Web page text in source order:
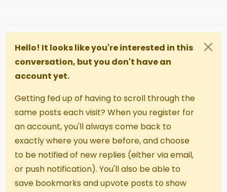
Hello! It looks like you're interested in this
conversation, but you don't have an
account yet.
Getting fed up of having to scroll through the
same posts each visit? When you register for
an account, you'll always come back to
exactly where you were before, and choose
to be notified of new replies (either via email,
or push notification). You'll also be able to
save bookmarks and upvote posts to show